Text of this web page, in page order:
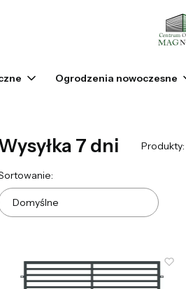
Ogrodzenia nowoczesne
7 dni Produkty:
produktów
Domyślne